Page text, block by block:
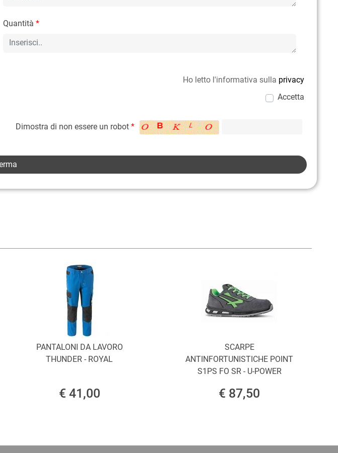
Quantità *
Ho letto l'informativa sulla privacy
Accetta
Dimostra di non essere un robot *
PANTALONI DA LAVORO
THUNDER - ROYAL
€ 41,00
SCARPE
ANTINFORTUNISTICHE POINT
S1PS FO SR - U-POWER
€ 87,50